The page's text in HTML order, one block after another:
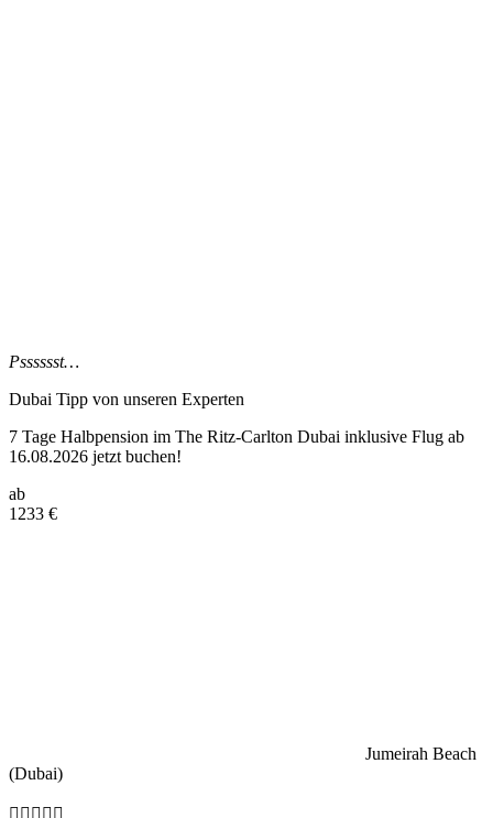
Psssssst…
Dubai Tipp von unseren Experten
7 Tage Halbpension im The Ritz-Carlton Dubai inklusive Flug ab
16.08.2026 jetzt buchen!
ab
1233 €
Jumeirah Beach
(Dubai)